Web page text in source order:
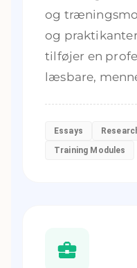
og
og
tilføjer en
læsbare,
Essays
Training Modules